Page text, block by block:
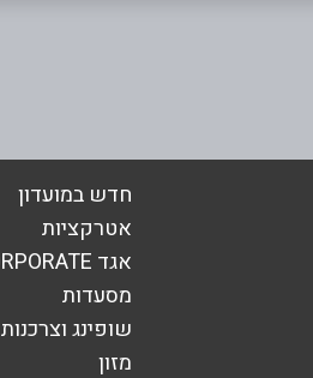
אימייל*
חדש במועדון
אטרקציות
אגד CORPORATE
מסעדות
שופינג וצרכנות
מזון